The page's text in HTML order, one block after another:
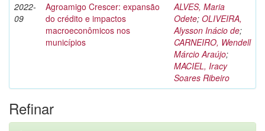
2022-
09
Agroamigo Crescer: expansão
do crédito e impactos
macroeconômicos nos
municípios
ALVES, Maria
Odete; OLIVEIRA,
Alysson Inácio de;
CARNEIRO, Wendell
Márcio Araújo;
MACIEL, Iracy
Soares Ribeiro
Refinar